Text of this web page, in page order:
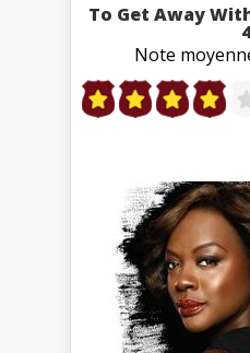
To Get Away
4
Note